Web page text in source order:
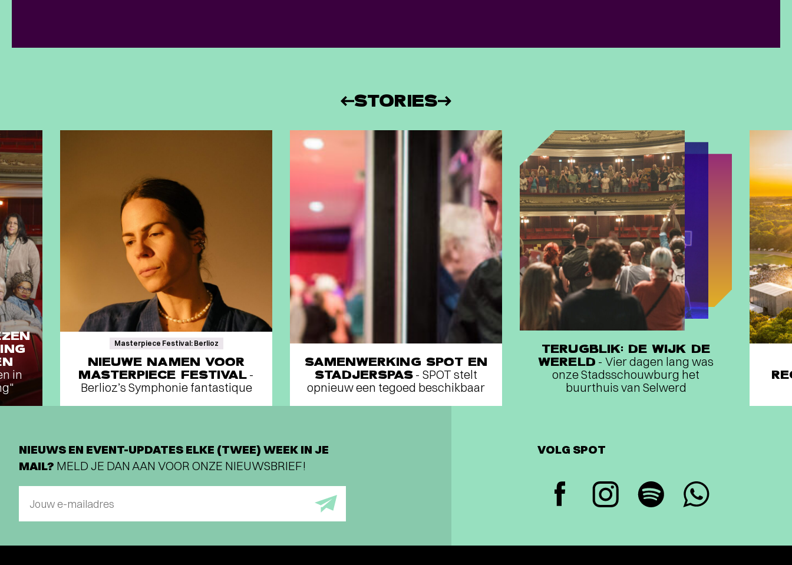
STORIES
in
Masterpiece Festival: Berlioz
NIEUWE NAMEN VOOR
MASTERPIECE FESTIVAL -
Berlioz’s Symphonie fantastique
SAMENWERKING SPOT EN
STADJERSPAS - SPOT stelt
opnieuw een tegoed beschikbaar
TERUGBLIK: DE WIJK DE
WERELD - Vier dagen lang was
onze Stadsschouwburg het
buurthuis van Selwerd
NIEUWS EN EVENT-UPDATES ELKE (TWEE) WEEK IN JE
MAIL? MELD JE DAN AAN VOOR ONZE NIEUWSBRIEF!
Jouw e-mailadres
VOLG SPOT